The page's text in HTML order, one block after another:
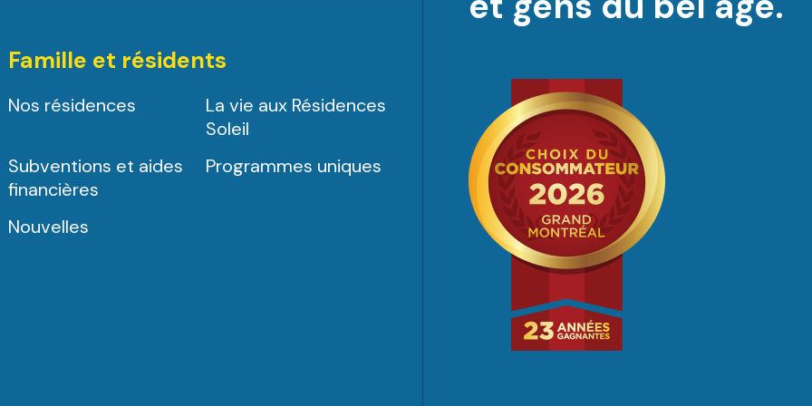
Famille et résidents
Nos résidences
La vie aux Résidences
Soleil
Subventions et aides
financières
Programmes uniques
Nouvelles